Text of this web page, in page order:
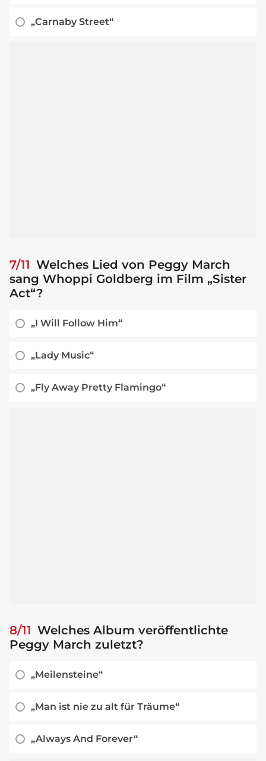
„Carnaby Street“
7/11 Welches Lied von Peggy March
sang Whoppi Goldberg im Film „Sister
Act“?
„I Will Follow Him“
„Lady Music“
„Fly Away Pretty Flamingo“
8/11 Welches Album veröffentlichte
Peggy March zuletzt?
„Meilensteine“
„Man ist nie zu alt für Träume“
„Always And Forever“